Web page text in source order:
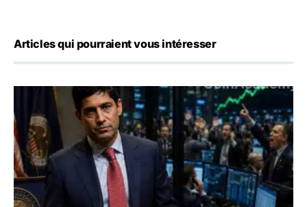
Articles qui pourraient vous intéresser
Emploi américain : 23 000 postes détruits en juillet, les